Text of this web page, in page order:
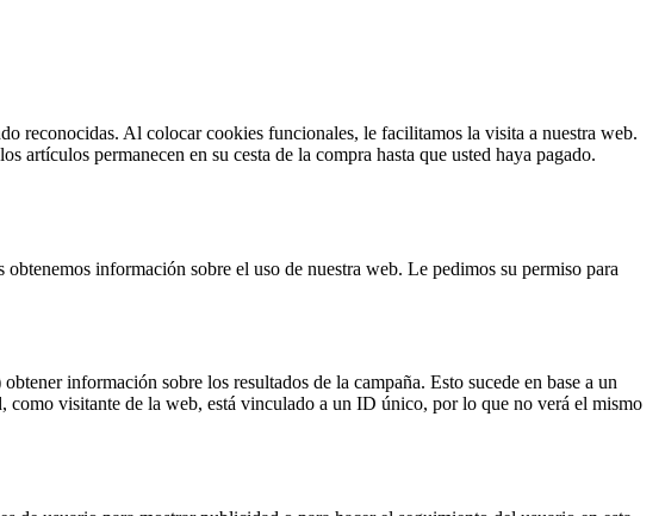
reconocidas. Al colocar cookies funcionales, le facilitamos la visita a nuestra web.
permanecen en su cesta de la compra hasta que usted haya pagado.
información sobre el uso de nuestra web. Le pedimos su permiso para
información sobre los resultados de la campaña. Esto sucede en base a un
como visitante de la web, está vinculado a un ID único, por lo que no verá el mismo